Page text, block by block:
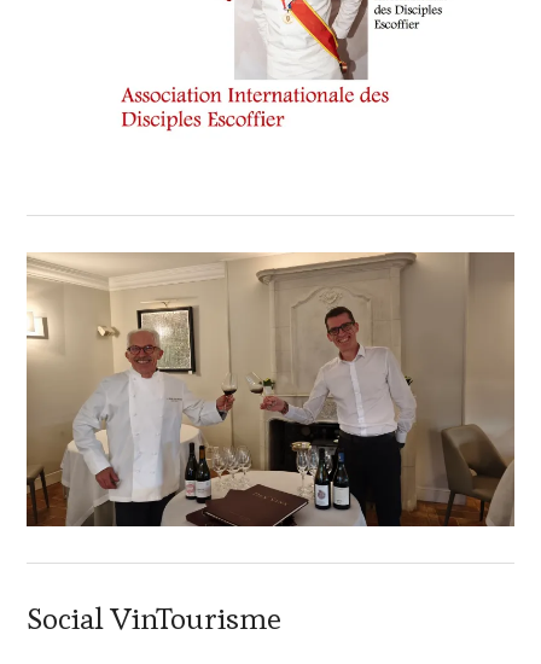
Social VinTourisme